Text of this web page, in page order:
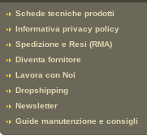
Schede tecniche prodotti
Informativa privacy policy
Spedizione e Resi (RMA)
Diventa fornitore
Lavora con Noi
Dropshipping
Newsletter
Guide manutenzione e consigli